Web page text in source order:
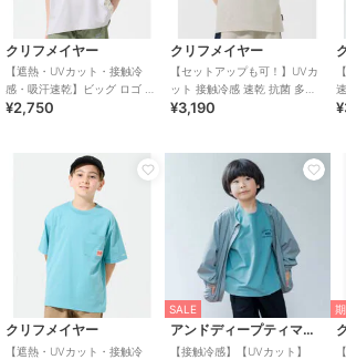
クリフメイヤー
【遮熱・UVカット・接触冷
感・吸汗速乾】ビッグ ロゴ T
シャツ 120cm～170cm
¥2,750
クリフメイヤー
【セットアップも可！】UVカ
ット 接触冷感 速乾 抗菌 多機
能 Ｔシャツ 120cm～170cm
¥3,190
クリフメイヤー
【遮熱・UVカット・接触冷
SALE
アンドディープティマイン
【接触冷感】【UVカット】